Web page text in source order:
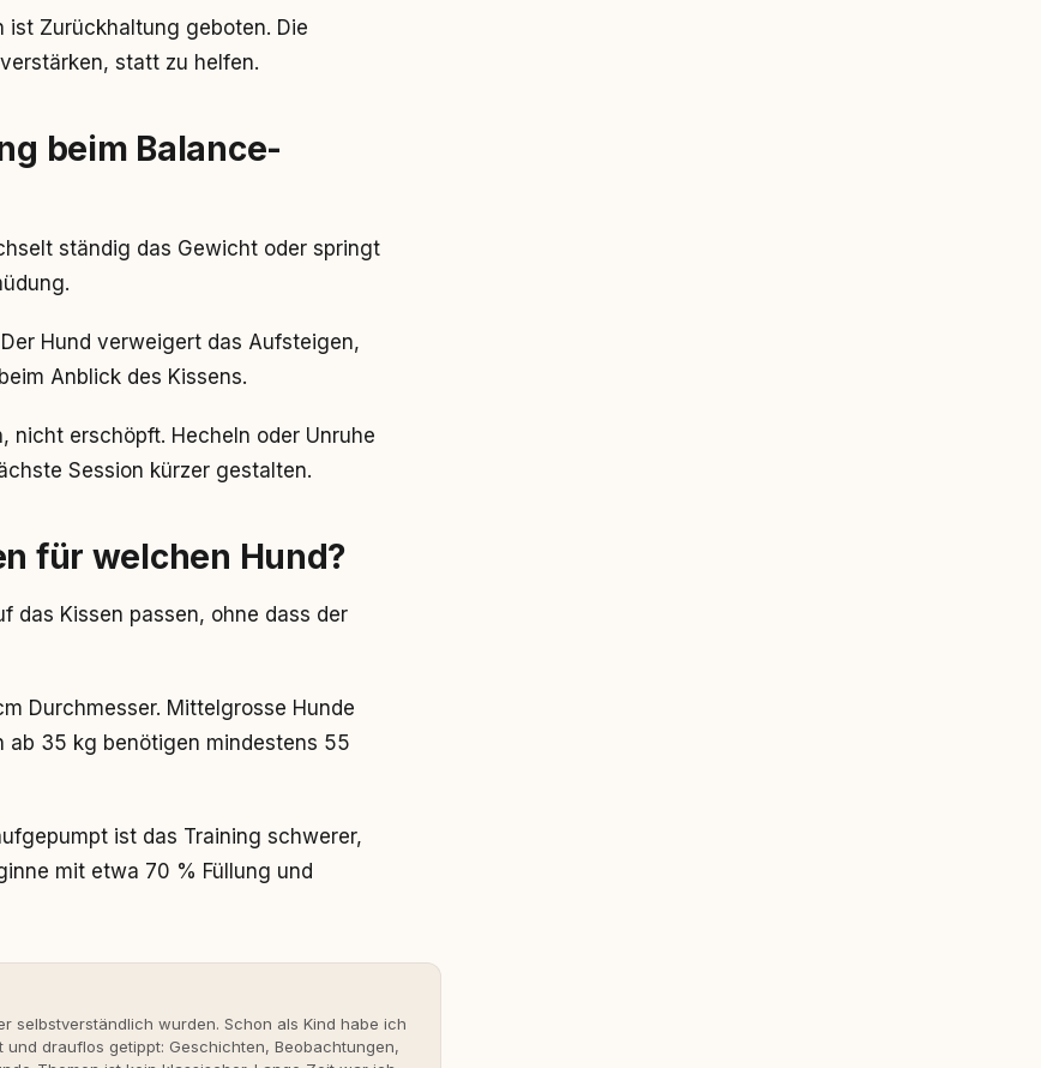
ist Zurückhaltung geboten. Die
statt zu helfen.
beim Balance-
ständig das Gewicht oder springt
Hund verweigert das Aufsteigen,
Anblick des Kissens.
nicht erschöpft. Hecheln oder Unruhe
Session kürzer gestalten.
für welchen Hund?
das Kissen passen, ohne dass der
Durchmesser. Mittelgrosse Hunde
ab 35 kg benötigen mindestens 55
ist das Training schwerer,
mit etwa 70 % Füllung und
selbstverständlich wurden. Schon als Kind habe ich
drauflos getippt: Geschichten, Beobachtungen,